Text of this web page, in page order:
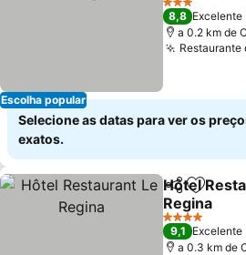
Escolha popular
3 Estrelas
8,8 Excelente
a 0.2 km de
Restaurante
Selecione as datas para ver os
exatos.
Partilhar
Hôtel
Regina
4 Estrelas
9,1 Excelente
a 0.3 km de